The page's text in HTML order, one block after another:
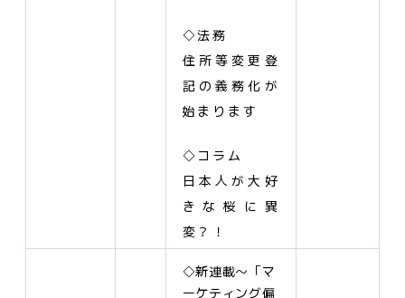
◇法務
住所等変更登
記の義務化が
始まります
◇コラム
日本人が大好
きな桜に異
変？！
◇新連載～「マ
ーケティング偏